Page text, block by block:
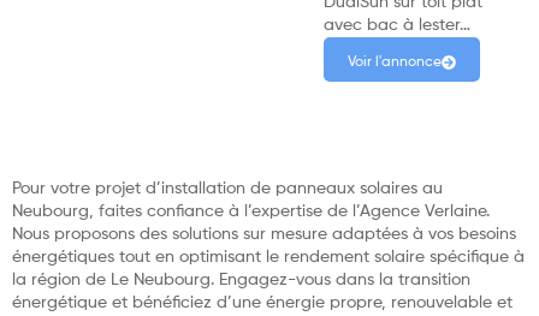
avec bac à lester…
Voir l'annonce
Pour votre projet d’installation de panneaux solaires au
Neubourg, faites confiance à l’expertise de l’Agence Verlaine.
Nous proposons des solutions sur mesure adaptées à vos besoins
énergétiques tout en optimisant le rendement solaire spécifique à
la région de Le Neubourg. Engagez-vous dans la transition
énergétique et bénéficiez d’une énergie propre, renouvelable et